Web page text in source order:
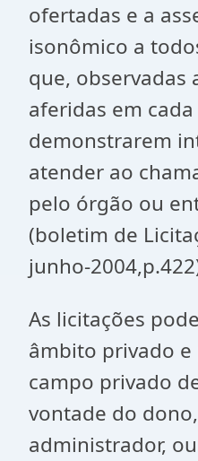
ofertadas e a
isonômico a
que, observadas
aferidas em cada
demonstrarem
atender ao
pelo órgão ou
(boletim de
junho-
As licitações
âmbito privado
campo privado
vontade do
administrador,